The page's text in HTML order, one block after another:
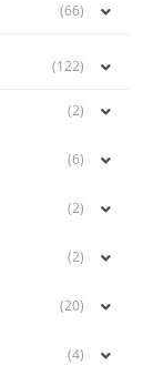
(66)
(122)
(2)
(6)
(2)
(2)
(20)
(4)